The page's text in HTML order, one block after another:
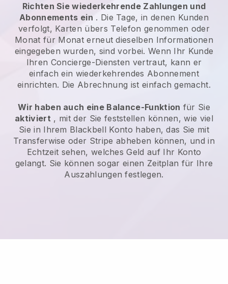
Richten Sie wiederkehrende Zahlungen und
Abonnements ein . Die Tage, in denen Kunden
verfolgt, Karten übers Telefon genommen oder
Monat für Monat erneut dieselben Informationen
eingegeben wurden, sind vorbei. Wenn Ihr Kunde
Ihren Concierge-Diensten vertraut, kann er
einfach ein wiederkehrendes Abonnement
einrichten. Die Abrechnung ist einfach gemacht.
Wir haben auch eine Balance-Funktion für Sie
aktiviert , mit der Sie feststellen können, wie viel
Sie in Ihrem Blackbell Konto haben, das Sie mit
Transferwise oder Stripe abheben können, und in
Echtzeit sehen, welches Geld auf Ihr Konto
gelangt. Sie können sogar einen Zeitplan für Ihre
Auszahlungen festlegen.